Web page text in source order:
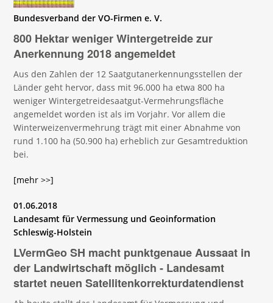
Bundesverband der VO-Firmen e. V.
800 Hektar weniger Wintergetreide zur
Anerkennung 2018 angemeldet
Aus den Zahlen der 12 Saatgutanerkennungsstellen der
Länder geht hervor, dass mit 96.000 ha etwa 800 ha
weniger Wintergetreidesaatgut-Vermehrungsfläche
angemeldet worden ist als im Vorjahr. Vor allem die
Winterweizenvermehrung trägt mit einer Abnahme von
rund 1.100 ha (50.900 ha) erheblich zur Gesamtreduktion
bei.
[mehr >>]
01.06.2018
Landesamt für Vermessung und Geoinformation
Schleswig-Holstein
LVermGeo SH macht punktgenaue Aussaat in
der Landwirtschaft möglich - Landesamt
startet neuen Satellitenkorrekturdatendienst